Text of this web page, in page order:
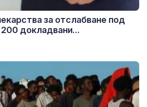
за отслабване под
докладвани...